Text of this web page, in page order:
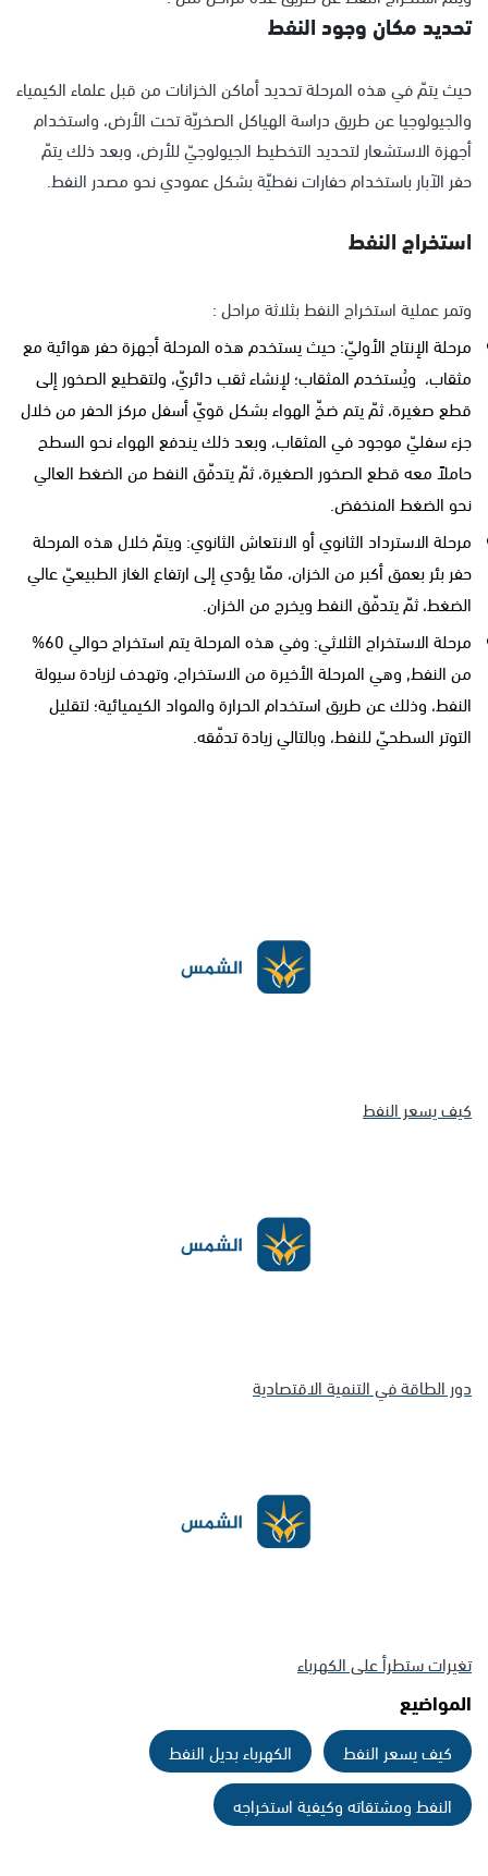
تحديد مكان وجود النفط
حيث يتمّ في هذه المرحلة تحديد أماكن الخزانات من قبل علماء الكيمياء
والجيولوجيا عن طريق دراسة الهياكل الصخريّة تحت الأرض، واستخدام
أجهزة الاستشعار لتحديد التخطيط الجيولوجيّ للأرض، وبعد ذلك يتمّ
حفر الآبار باستخدام حفارات نفطيّة بشكل عمودي نحو مصدر النفط.
استخراج النفط
وتمر عملية استخراج النفط بثلاثة مراحل :
مرحلة الإنتاج الأوليّ: حيث يستخدم هذه المرحلة أجهزة حفر هوائية مع
مثقاب، ويُستخدم المثقاب؛ لإنشاء ثقب دائريّ، ولتقطيع الصخور إلى
قطع صغيرة، ثمّ يتم ضخّ الهواء بشكل قويّ أسفل مركز الحفر من خلال
جزء سفليّ موجود في المثقاب، وبعد ذلك يندفع الهواء نحو السطح
حاملاً معه قطع الصخور الصغيرة، ثمّ يتدفّق النفط من الضغط العالي
نحو الضغط المنخفض.
مرحلة الاسترداد الثانوي أو الانتعاش الثانوي: ويتمّ خلال هذه المرحلة
حفر بئر بعمق أكبر من الخزان، ممّا يؤدي إلى ارتفاع الغاز الطبيعيّ عالي
الضغط، ثمّ يتدفّق النفط ويخرج من الخزان.
مرحلة الاستخراج الثلاثي: وفي هذه المرحلة يتم استخراج حوالي 60%
من النفط, وهي المرحلة الأخيرة من الاستخراج، وتهدف لزيادة سيولة
النفط، وذلك عن طريق استخدام الحرارة والمواد الكيميائية؛ لتقليل
التوتر السطحيّ للنفط، وبالتالي زيادة تدفّقه.
كيف يسعر النفط
دور الطاقة في التنمية الاقتصادية
تغيرات ستطرأ على الكهرباء
المواضيع
كيف يسعر النفط
الكهرباء بديل النفط
النفط ومشتقاته وكيفية استخراجه